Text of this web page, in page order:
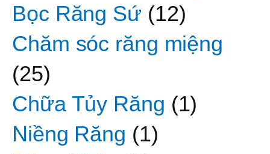
Bọc Răng Sứ (12)
Chăm sóc răng miệng
(25)
Chữa Tủy Răng (1)
Niềng Răng (1)